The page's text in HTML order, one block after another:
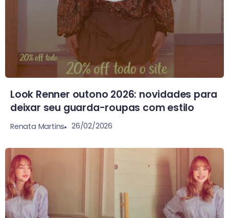
Look Renner outono 2026: novidades para
deixar seu guarda-roupas com estilo
Renata Martins 26/02/2026